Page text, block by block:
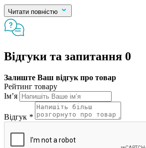
Читати повністю
Відгуки та запитання 0
Залиште Ваш відгук про товар
Рейтинг товару
Ім’я
Відгук *